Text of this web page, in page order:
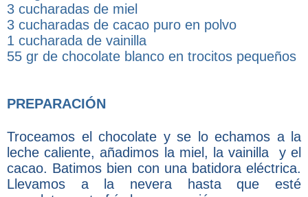
3 cucharadas de miel
3 cucharadas de cacao puro en polvo
1 cucharada de vainilla
55 gr de chocolate blanco en trocitos pequeños
PREPARACIÓN
Troceamos el chocolate y se lo echamos a la
leche caliente, añadimos la miel, la vainilla y el
cacao. Batimos bien con una batidora eléctrica.
Llevamos a la nevera hasta que esté